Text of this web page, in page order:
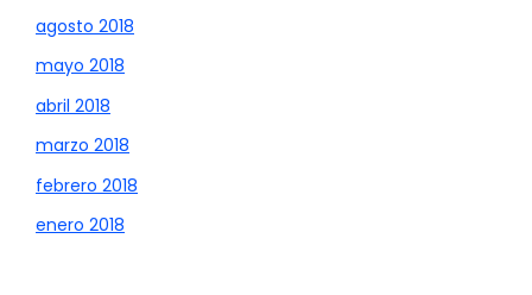
agosto 2018
mayo 2018
abril 2018
marzo 2018
febrero 2018
enero 2018